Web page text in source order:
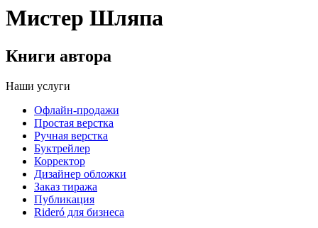
Мистер Шляпа
Книги автора
Наши услуги
Офлайн-продажи
Простая верстка
Ручная верстка
Буктрейлер
Корректор
Дизайнер обложки
Заказ тиража
Публикация
Rideró для бизнеса